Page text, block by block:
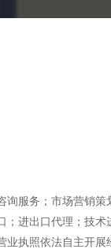
服务；市场营销
进出口代理；技
执照依法自主开